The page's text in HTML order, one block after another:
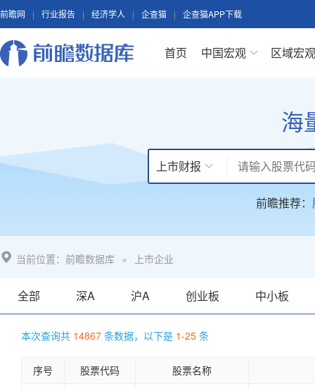
前瞻网 | 行业报告 | 经济学人 | 企查猫 | 企查猫APP下载
首页 中国宏观 区域宏观
海
上市财报
前瞻推荐：
当前位置： 前瞻数据库 » 上市企业
全部 深A 沪A 创业板 中小板
本次查询共 14867 条数据，以下是 1-25 条
序号 股票代码
股票名称